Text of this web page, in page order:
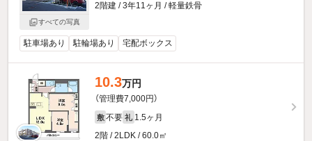
すべての写真
2階建 / 3年11ヶ月 / 軽量鉄骨
駐車場あり 駐輪場あり 宅配ボックス
10.3万円
（管理費7,000円）
敷 不要 礼 1.5ヶ月
2階 / 2LDK / 60.0㎡